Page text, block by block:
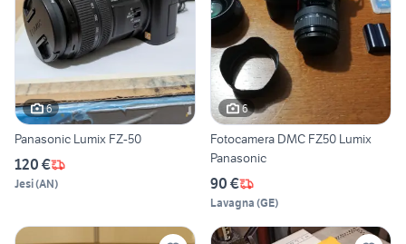
6
Panasonic Lumix FZ-50
120 €
Jesi(AN)
6
Fotocamera DMC FZ50 Lumix
Panasonic
90 €
Lavagna (GE)